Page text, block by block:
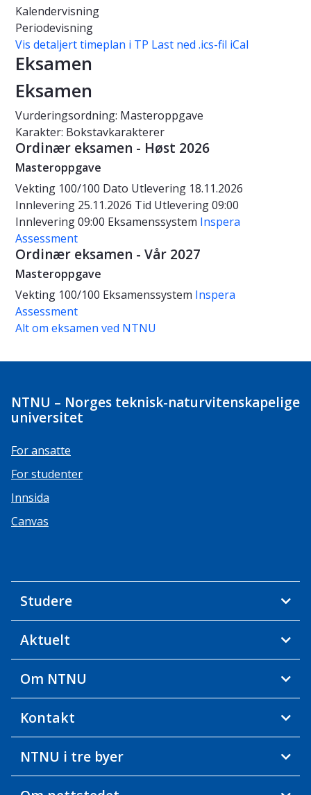
Kalendervisning
Periodevisning
Vis detaljert timeplan i TP Last ned .ics-fil iCal
Eksamen
Eksamen
Vurderingsordning: Masteroppgave
Karakter: Bokstavkarakterer
Ordinær eksamen - Høst 2026
Masteroppgave
Vekting 100/100 Dato Utlevering 18.11.2026
Innlevering 25.11.2026 Tid Utlevering 09:00
Innlevering 09:00 Eksamenssystem Inspera
Assessment
Ordinær eksamen - Vår 2027
Masteroppgave
Vekting 100/100 Eksamenssystem Inspera
Assessment
Alt om eksamen ved NTNU
NTNU – Norges teknisk-naturvitenskapelige
universitet
For ansatte
For studenter
Innsida
Canvas
Studere
Aktuelt
Om NTNU
Kontakt
NTNU i tre byer